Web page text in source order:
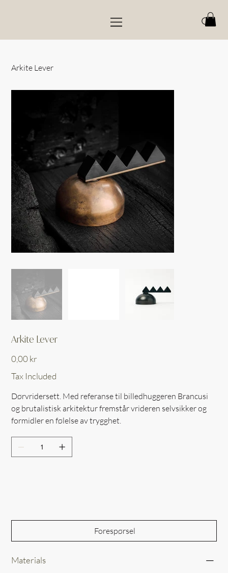
Arkite Lever
Arkite Lever
0,00 kr
Tax Included
Dørvridersett. Med referanse til billedhuggeren Brancusi
og brutalistisk arkitektur fremstår vrideren selvsikker og
formidler en følelse av trygghet.
Forespørsel
Materials